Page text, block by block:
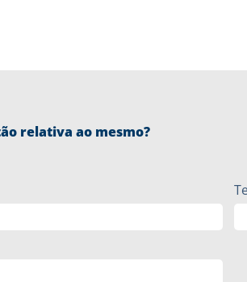
relativa ao mesmo?